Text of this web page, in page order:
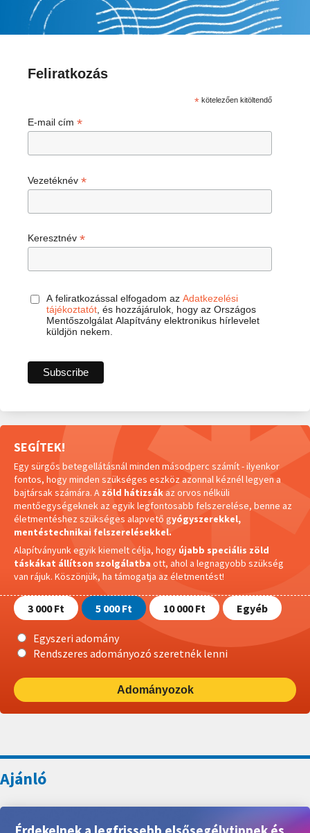
Feliratkozás
* kötelezően kitöltendő
E-mail cím *
Vezetéknév *
Keresztnév *
A feliratkozással elfogadom az Adatkezelési
tájékoztatót , és hozzájárulok, hogy az Országos
Mentőszolgálat Alapítvány elektronikus hírlevelet
küldjön nekem.
SEGÍTEK!
Egy sürgős betegellátásnál minden másodperc számít - ilyenkor
fontos, hogy minden szükséges eszköz azonnal kéznél legyen a
bajtársak számára. A zöld hátizsákaz orvos nélküli
mentőegységeknek az egyik legfontosabb felszerelése, benne az
életmentéshez szükséges alapvető gyógyszerekkel,
mentéstechnikai felszerelésekkel.
Alapítványunk egyik kiemelt célja, hogy újabb speciális zöld
táskákat állítson szolgálatba ott, ahol a legnagyobb szükség
van rájuk. Köszönjük, ha támogatja az életmentést!
3 000 Ft 5 000 Ft 10 000 Ft Egyéb
Egyszeri adomány
Rendszeres adományozó szeretnék lenni
Adományozok